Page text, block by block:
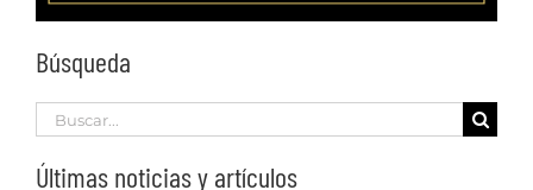
Búsqueda
Search
for:
Últimas noticias y artículos